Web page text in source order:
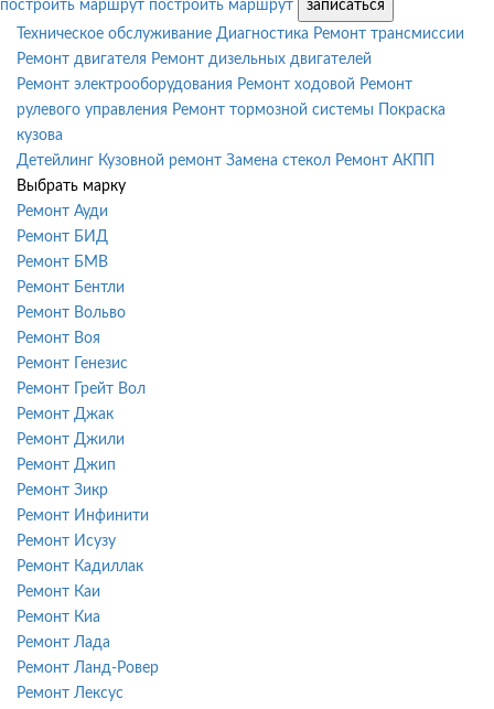
построить маршрут построить маршрут
записаться
Техническое обслуживание Диагностика Ремонт трансмиссии
Ремонт двигателя Ремонт дизельных двигателей
Ремонт электрооборудования Ремонт ходовой Ремонт
рулевого управления Ремонт тормозной системы
Покраска
кузова
Детейлинг Кузовной ремонт Замена стекол Ремонт АКПП
Выбрать марку
Ремонт Ауди
Ремонт БИД
Ремонт БМВ
Ремонт Бентли
Ремонт Вольво
Ремонт Воя
Ремонт Генезис
Ремонт Грейт Вол
Ремонт Джак
Ремонт Джили
Ремонт Джип
Ремонт Зикр
Ремонт Инфинити
Ремонт Исузу
Ремонт Кадиллак
Ремонт Каи
Ремонт Киа
Ремонт Лада
Ремонт Ланд-Ровер
Ремонт Лексус